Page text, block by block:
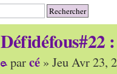
Défidéfous#22
parcé » Jeu Avr 23,